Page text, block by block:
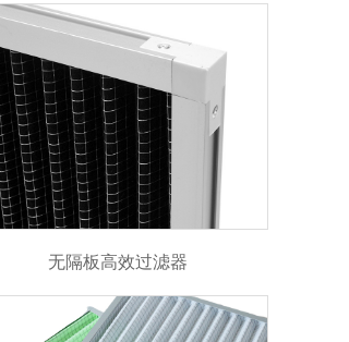
无隔板高效过滤器